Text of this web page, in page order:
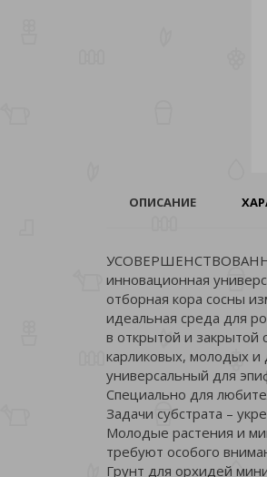
ОПИСАНИЕ
инновационная
отборная кора сосны
идеальная среда для
в открытой и закрытой
карликовых, молодых и
универсальный для
Специально для
Задачи субстрата –
Молодые растения и
требуют особого
Грунт для орхидей